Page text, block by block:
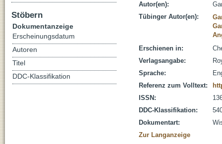
Autor(en):
Tübinger Autor(en):
Erschienen in:
Verlagsangabe:
Sprache:
Referenz zum Volltext:
ISSN:
DDC-Klassifikation:
Dokumentart:
Zur Langanzeige
Stöbern
Dokumentanzeige
Erscheinungsdatum
Autoren
Titel
DDC-Klassifikation